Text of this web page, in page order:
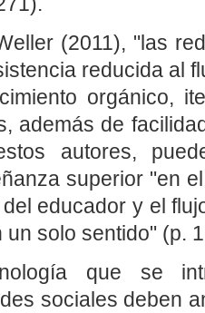
(2011), "las
reducida al
orgánico,
además de
autores,
superior "en
educador y el
un solo sentido" (p.
que se
sociales deben